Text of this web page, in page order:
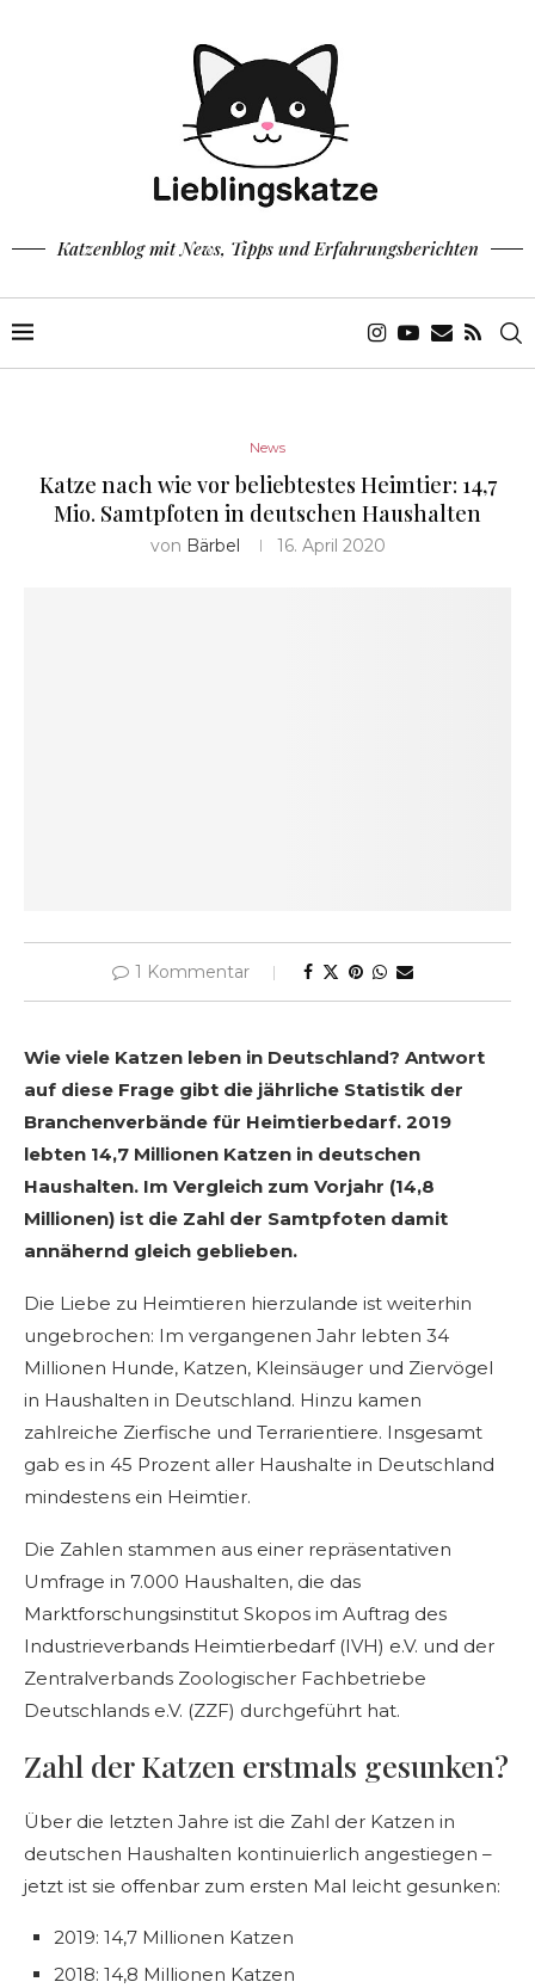
Katzenblog mit News, Tipps und Erfahrungsberichten
News
Katze nach wie vor beliebtestes Heimtier: 14,7
Mio. Samtpfoten in deutschen Haushalten
von Bärbel 16. April 2020
1 Kommentar
Wie viele Katzen leben in Deutschland? Antwort
auf diese Frage gibt die jährliche Statistik der
Branchenverbände für Heimtierbedarf. 2019
lebten 14,7 Millionen Katzen in deutschen
Haushalten. Im Vergleich zum Vorjahr (14,8
Millionen) ist die Zahl der Samtpfoten damit
annähernd gleich geblieben.
Die Liebe zu Heimtieren hierzulande ist weiterhin
ungebrochen: Im vergangenen Jahr lebten 34
Millionen Hunde, Katzen, Kleinsäuger und Ziervögel
in Haushalten in Deutschland. Hinzu kamen
zahlreiche Zierfische und Terrarientiere. Insgesamt
gab es in 45 Prozent aller Haushalte in Deutschland
mindestens ein Heimtier.
Die Zahlen stammen aus einer repräsentativen
Umfrage in 7.000 Haushalten, die das
Marktforschungsinstitut Skopos im Auftrag des
Industrieverbands Heimtierbedarf (IVH) e.V. und der
Zentralverbands Zoologischer Fachbetriebe
Deutschlands e.V. (ZZF) durchgeführt hat.
Zahl der Katzen erstmals gesunken?
Über die letzten Jahre ist die Zahl der Katzen in
deutschen Haushalten kontinuierlich angestiegen –
jetzt ist sie offenbar zum ersten Mal leicht gesunken:
2019: 14,7 Millionen Katzen
2018: 14,8 Millionen Katzen